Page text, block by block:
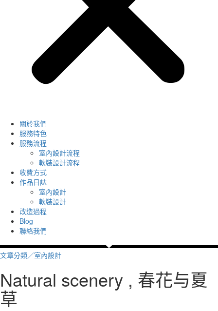
關於我們
服務特色
服務流程
室內設計流程
軟裝設計流程
收費方式
作品日誌
室內設計
軟裝設計
改造過程
Blog
聯絡我們
文章分類／室內設計
Natural scenery , 春花与夏
草